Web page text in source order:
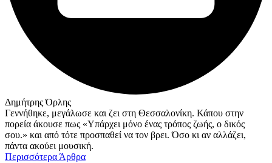
Δημήτρης Όρλης
Γεννήθηκε, μεγάλωσε και ζει στη Θεσσαλονίκη. Κάπου στην
πορεία άκουσε πως «Υπάρχει μόνο ένας τρόπος ζωής, ο δικός
σου.» και από τότε προσπαθεί να τον βρει. Όσο κι αν αλλάζει,
πάντα ακούει μουσική.
Περισσότερα Άρθρα